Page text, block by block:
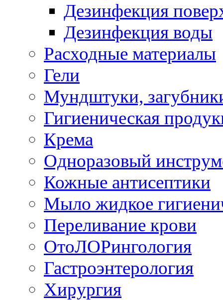
Дезинфекция
Дезинфекция воды
Расходные материалы
Гели
Мундштуки,
Гигиеническая
Крема
Одноразовый
Кожные антисептики
Мыло жидкое
Переливание крови
ОтоЛОРингология
Гастроэнтерология
Хирургия